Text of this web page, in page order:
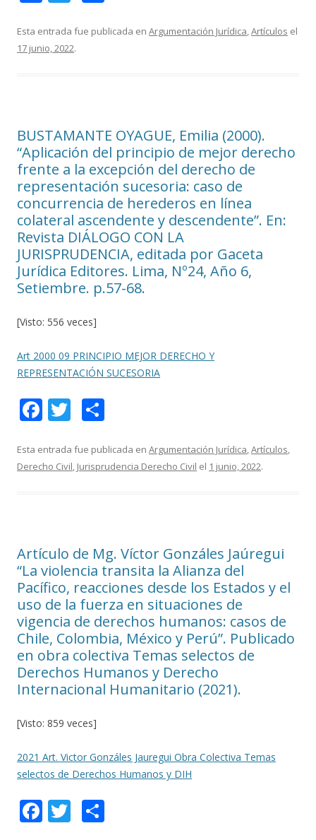
e
b
k
itt
er
m
r
Esta entrada fue publicada en Argumentación Jurídica,Artículos el
17 junio, 2022.
BUSTAMANTE OYAGUE, Emilia (2000).
“Aplicación del principio de mejor derecho
frente a la excepción del derecho de
representación sucesoria: caso de
concurrencia de herederos en línea
colateral ascendente y descendente”. En:
Revista DIÁLOGO CON LA
JURISPRUDENCIA, editada por Gaceta
Jurídica Editores. Lima, Nº24, Año 6,
Setiembre. p.57-68.
[Visto: 556 veces]
Art 2000 09 PRINCIPIO MEJOR DERECHO Y
REPRESENTACIÓN SUCESORIA
F
e
b
k
T
itt
er
m
p
r
Esta entrada fue publicada en Argumentación Jurídica,Artículos,
Derecho Civil, Jurisprudencia Derecho Civil el 1 junio, 2022.
Artículo de Mg. Víctor Gonzáles Jaúregui
“La violencia transita la Alianza del
Pacífico, reacciones desde los Estados y el
uso de la fuerza en situaciones de
vigencia de derechos humanos: casos de
Chile, Colombia, México y Perú”. Publicado
en obra colectiva Temas selectos de
Derechos Humanos y Derecho
Internacional Humanitario (2021).
[Visto: 859 veces]
2021 Art. Victor Gonzáles Jauregui Obra Colectiva Temas
selectos de Derechos Humanos y DIH
F T